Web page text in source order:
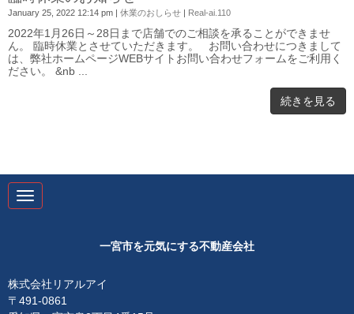
January 25, 2022 12:14 pm 休業のおしらせ Real-ai.110
2022年1月26日～28日まで店舗でのご相談を承ることができませ
ん。 臨時休業とさせていただきます。 お問い合わせにつきまして
は、弊社ホームページWEBサイトお問い合わせフォームをご利用く
ださい。 &nb ...
続きを見る
N
a
i
o
一宮市を元気にする不動産会社
株式会社リアルアイ
〒491-0861